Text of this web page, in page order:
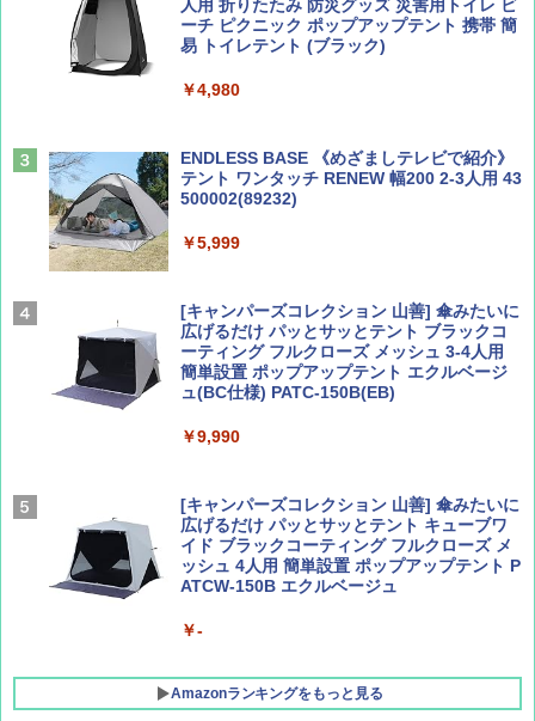
AIRLINE（エアライン）2026年9月号【特
集】ボーイング110周年を祝して！
￥1,760
球の歩き方A ヨーロッパ
ァキア 2026～2027 地球の歩き方A ヨーロッ
￥2,277
新しい日本地理 地図・統計・移動から読み
解く (講談社現代新書)
￥1,540
人用 折りたたみ 防災グッズ 災害用トイレ ビ
ーチ ピクニック ポップアップテント 携帯 簡
易 トイレテント (ブラック)
￥4,980
ENDLESS BASE 《めざましテレビで紹介》
テント ワンタッチ RENEW 幅200 2-3人用 43
500002(89232)
￥5,999
[キャンパーズコレクション 山善] 傘みたいに
広げるだけ パッとサッとテント ブラックコ
ーティング フルクローズ メッシュ 3-4人用
簡単設置 ポップアップテント エクルベージ
ュ(BC仕様) PATC-150B(EB)
￥9,990
[キャンパーズコレクション 山善] 傘みたいに
広げるだけ パッとサッとテント キューブワ
イド ブラックコーティング フルクローズ メ
ッシュ 4人用 簡単設置 ポップアップテント P
ATCW-150B エクルベージュ
￥-
Amazonランキングをもっと見る